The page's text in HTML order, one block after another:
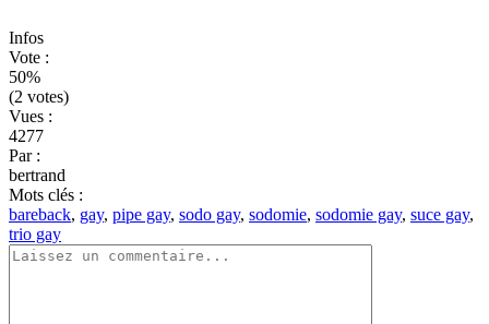
Infos
Vote :
50%
(2 votes)
Vues :
4277
Par :
bertrand
Mots clés :
bareback, gay, pipe gay, sodo gay, sodomie, sodomie gay, suce gay,
trio gay